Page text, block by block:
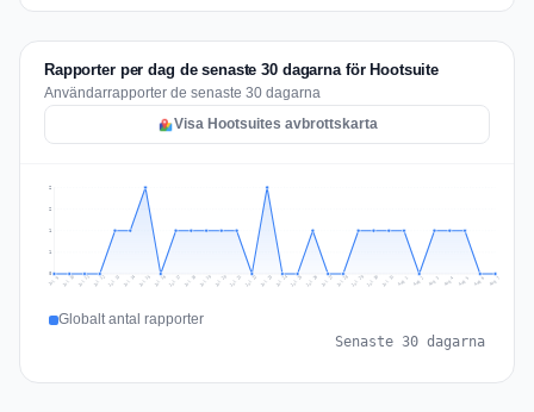
Rapporter per dag de senaste 30 dagarna för Hootsuite
Användarrapporter de senaste 30 dagarna
Visa Hootsuites avbrottskarta
1
1
2
2
Jul 9 Jul 10 Jul 11 Jul 12 Jul 13 Jul 14 Jul 15 Jul 16 Jul 17 Jul 18 Jul 19 Jul 20 Jul 21 Jul 22 Jul 23 Jul 24 Jul 25 Jul 26 Jul 27 Jul 28 Jul 29 Jul 30 Jul 31 Aug 1 Aug 2 Aug 3 Aug 4 Aug 5 Aug 6 Aug 7
Globalt antal rapporter
Senaste 30 dagarna